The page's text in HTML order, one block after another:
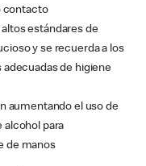
contacto
estándares de
y se recuerda a los
de higiene
aumentando el uso de
alcohol para
de manos